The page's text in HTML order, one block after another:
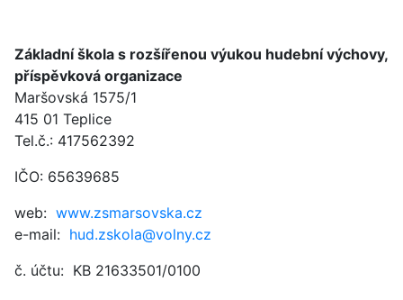
Základní škola s rozšířenou výukou hudební výchovy,
příspěvková organizace
Maršovská 1575/1
415 01 Teplice
Tel.č.: 417562392
IČO: 65639685
web: www.zsmarsovska.cz
e-mail: hud.zskola@volny.cz
č. účtu: KB 21633501/0100